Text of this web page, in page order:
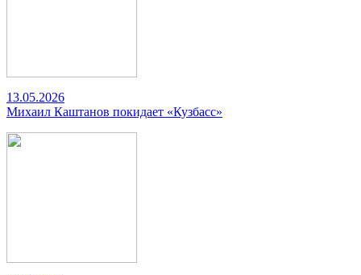
13.05.2026
Михаил Каштанов покидает «Кузбасс»